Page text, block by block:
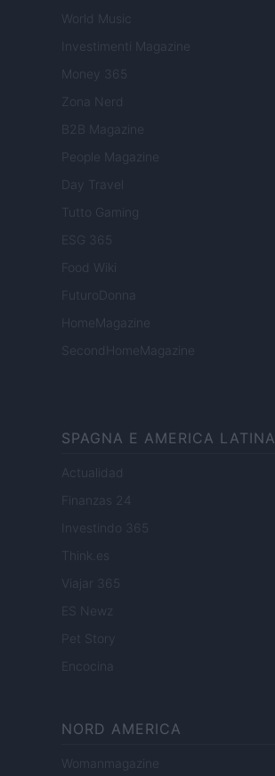
World Music
Investimenti Magazine
Money 365
Zona Nerd
B2B Magazine
People Magazine
Day Travel
Tutto Gaming
ESG 365
Food Wiki
FuturoDonna
HomeMagazine
SecondHomeMagazine
SPAGNA E AMERICA LATINA
Actualidad
Finanzas 24
Investindo 365
Think.es
Viajar 365
ES Newz
Pet Story
Encocina
NORD AMERICA
Womanmagazine